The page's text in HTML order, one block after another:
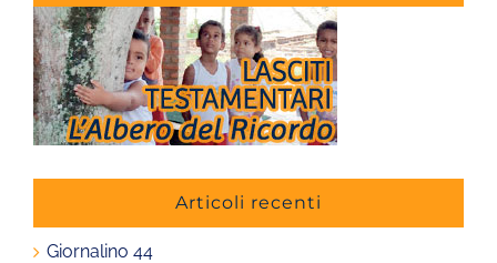
Articoli recenti
Giornalino 44